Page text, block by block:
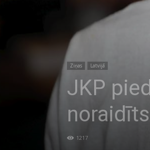
Ziņas Latvijā
JKP
noraidīts
1217